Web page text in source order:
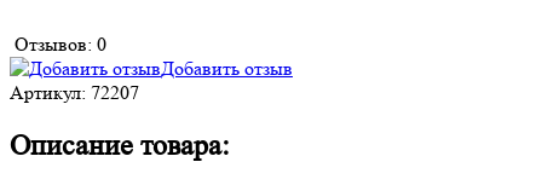
Отзывов: 0
Добавить отзыв
Артикул: 72207
Описание товара: